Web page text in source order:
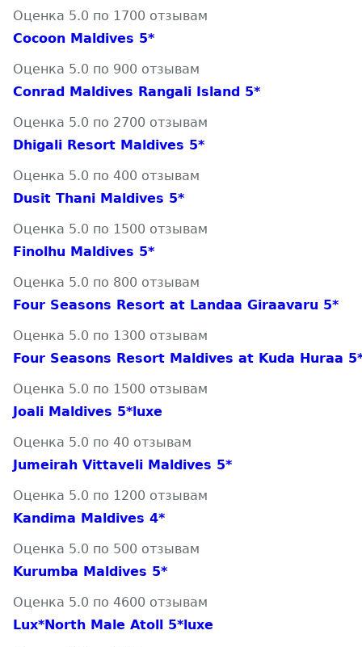
Оценка 5.0 по 1700 отзывам
Cocoon Maldives 5*
Оценка 5.0 по 900 отзывам
Conrad Maldives Rangali Island 5*
Оценка 5.0 по 2700 отзывам
Dhigali Resort Maldives 5*
Оценка 5.0 по 400 отзывам
Dusit Thani Maldives 5*
Оценка 5.0 по 1500 отзывам
Finolhu Maldives 5*
Оценка 5.0 по 800 отзывам
Four Seasons Resort at Landaa Giraavaru 5*
Оценка 5.0 по 1300 отзывам
Four Seasons Resort Maldives at Kuda Huraa
Оценка 5.0 по 1500 отзывам
Joali Maldives 5*luxe
Оценка 5.0 по 40 отзывам
Jumeirah Vittaveli Maldives 5*
Оценка 5.0 по 1200 отзывам
Kandima Maldives 4*
Оценка 5.0 по 500 отзывам
Kurumba Maldives 5*
Оценка 5.0 по 4600 отзывам
Lux*North Male Atoll 5*luxe